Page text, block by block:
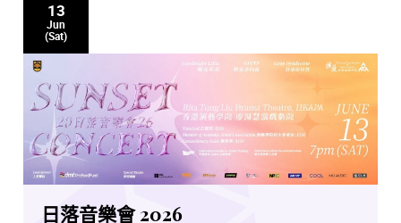
13
Jun
(Sat)
日落音樂會 2026